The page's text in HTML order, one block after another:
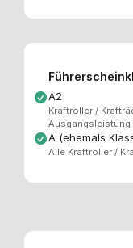
A2
Kraftroller /
Ausgangsleistung
A (ehemals
Alle Kraftroller /